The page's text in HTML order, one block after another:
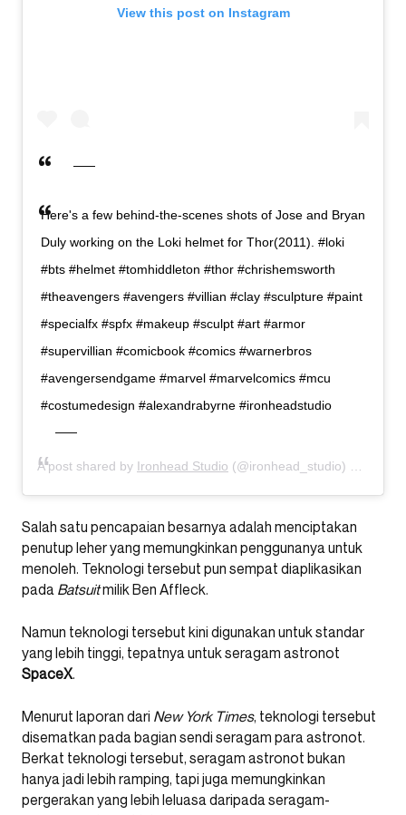
View this post on Instagram
Here's a few behind-the-scenes shots of Jose and Bryan
Duly working on the Loki helmet for Thor(2011). #loki
#bts #helmet #tomhiddleton #thor #chrishemsworth
#theavengers #avengers #villian #clay #sculpture #paint
#specialfx #spfx #makeup #sculpt #art #armor
#supervillian #comicbook #comics #warnerbros
#avengersendgame #marvel #marvelcomics #mcu
#costumedesign #alexandrabyrne #ironheadstudio
A post shared by Ironhead Studio (@ironhead_studio) on
Salah satu pencapaian besarnya adalah menciptakan
penutup leher yang memungkinkan penggunanya untuk
menoleh. Teknologi tersebut pun sempat diaplikasikan
pada Batsuitmilik Ben Affleck.
Namun teknologi tersebut kini digunakan untuk standar
yang lebih tinggi, tepatnya untuk seragam astronot
SpaceX.
Menurut laporan dari New York Times, teknologi tersebut
disematkan pada bagian sendi seragam para astronot.
Berkat teknologi tersebut, seragam astronot bukan
hanya jadi lebih ramping, tapi juga memungkinkan
pergerakan yang lebih leluasa daripada seragam-